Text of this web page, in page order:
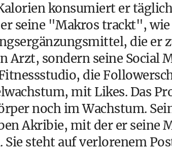
konsumiert er
seine "Makros trackt",
die er
Arzt, sondern seine Social
die
mit Likes. Das
noch im Wachstum.
Akribie, mit der er seine
Sie steht auf verlorenem